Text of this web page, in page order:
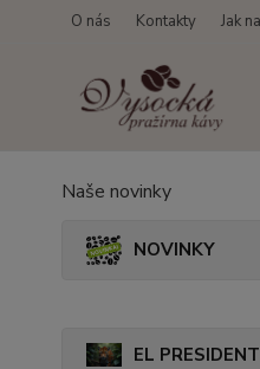
O nás Kontakty Jak
Naše novinky
NOVINKY
EL